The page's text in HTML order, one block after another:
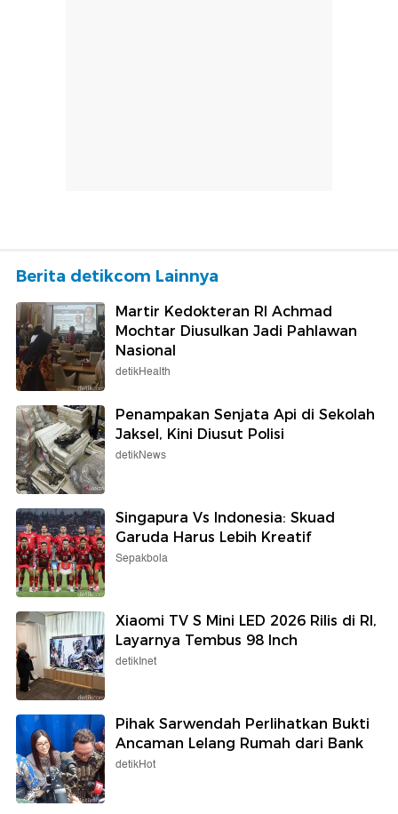
Berita detikcom Lainnya
Martir Kedokteran RI Achmad
Mochtar Diusulkan Jadi Pahlawan
Nasional
detikHealth
Penampakan Senjata Api di Sekolah
Jaksel, Kini Diusut Polisi
detikNews
Singapura Vs Indonesia: Skuad
Garuda Harus Lebih Kreatif
Sepakbola
Xiaomi TV S Mini LED 2026 Rilis di RI,
Layarnya Tembus 98 Inch
detikInet
Pihak Sarwendah Perlihatkan Bukti
Ancaman Lelang Rumah dari Bank
detikHot